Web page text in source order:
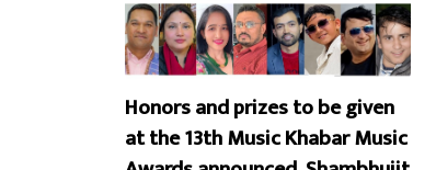
Honors and prizes to be given
at the 13th Music Khabar Music